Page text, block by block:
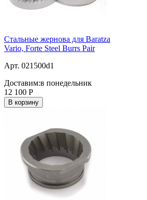
Стальные жернова для Baratza
Vario, Forte Steel Burrs Pair
Арт. 021500d1
Доставим:в понедельник
12 100 Р
В корзину